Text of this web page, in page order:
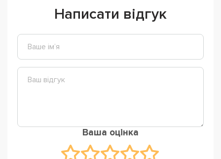
Написати відгук
Ваша оцінка